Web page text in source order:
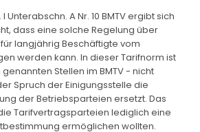
Unterabschn. A Nr. 10 BMTV ergibt sich
dass eine solche Regelung über
langjährig Beschäftigte vom
werden kann. In dieser Tarifnorm ist
Stellen im BMTV - nicht
Spruch der Einigungsstelle die
der Betriebsparteien ersetzt. Das
Tarifvertragsparteien lediglich eine
ermöglichen wollten.